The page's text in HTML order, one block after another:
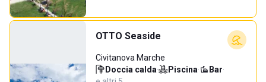
OTTO Seaside
Civitanova Marche
Doccia calda· Piscina· Bar·